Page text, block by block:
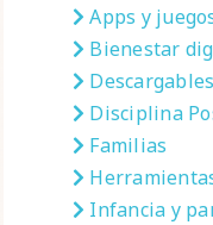
Apps y
Bienestar
Descargables
Disciplina
Familias
Infancia y